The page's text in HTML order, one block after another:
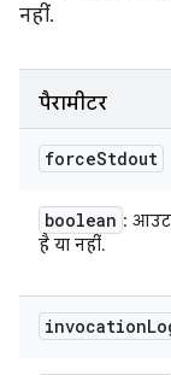
नहीं.
पैरामीटर
forceStdout
boolean :
है या नहीं.
invocation